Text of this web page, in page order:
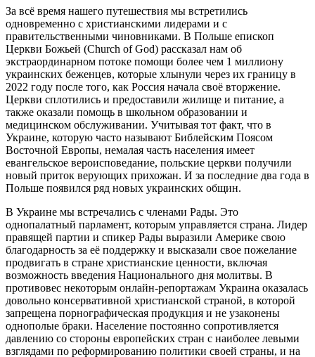
За всё время нашего путешествия мы встретились
одновременно с христианскими лидерами и с
правительственными чиновниками. В Польше епископ
Церкви Божьей (Church of God) рассказал нам об
экстраординарном потоке помощи более чем 1 миллиону
украинских беженцев, которые хлынули через их границу в
2022 году после того, как Россия начала своё вторжение.
Церкви сплотились и предоставили жилище и питание, а
также оказали помощь в школьном образовании и
медицинском обслуживании. Учитывая тот факт, что в
Украине, которую часто называют Библейским Поясом
Восточной Европы, немалая часть населения имеет
евангельское вероисповедание, польские церкви получили
новый приток верующих прихожан. И за последние два года в
Польше появился ряд новых украинских общин.
В Украине мы встречались с членами Рады. Это
однопалатный парламент, которым управляется страна. Лидер
правящей партии и спикер Рады выразили Америке свою
благодарность за её поддержку и высказали свое пожелание
продвигать в стране христианские ценности, включая
возможность введения Национального дня молитвы. В
противовес некоторым онлайн-репортажам Украина оказалась
довольно консервативной христианской страной, в которой
запрещена порнографическая продукция и не узаконены
однополые браки. Население постоянно сопротивляется
давлению со стороны европейских стран с наиболее левыми
взглядами по реформированию политики своей страны, и на